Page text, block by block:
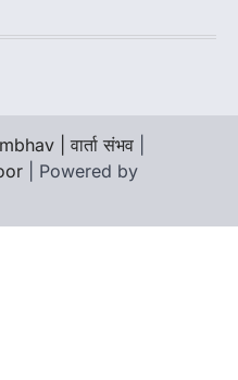
| वार्ता संभव
| Powered by